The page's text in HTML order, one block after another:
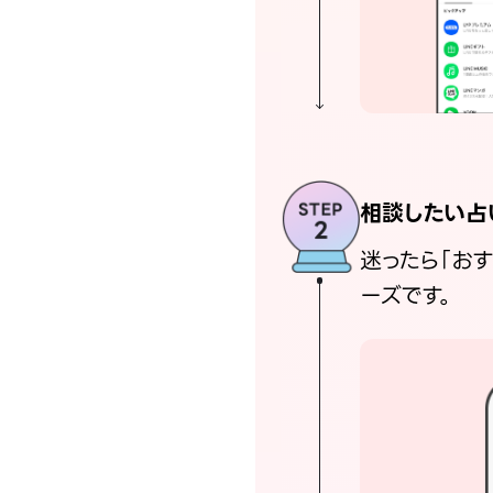
相談したい
迷ったら「お
ーズです。